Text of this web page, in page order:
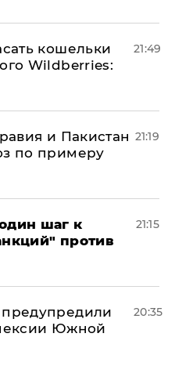
кошельки
Wildberries:
21:49
и Пакистан
по примеру
21:19
шаг к
против
21:15
Южной
20:35